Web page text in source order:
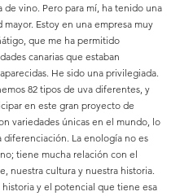
de vino. Pero para mí, ha tenido una
mayor. Estoy en una empresa muy
que me ha permitido
canarias que estaban
He sido una privilegiada.
82 tipos de uva diferentes, y
en este gran proyecto de
variedades únicas en el mundo, lo
diferenciación. La enología no es
tiene mucha relación con el
nuestra cultura y nuestra historia.
historia y el potencial que tiene esa